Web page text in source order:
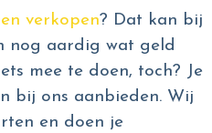
verkopen? Dat kan bij
nog aardig wat geld
mee te doen, toch? Je
bij ons aanbieden. Wij
en doen je